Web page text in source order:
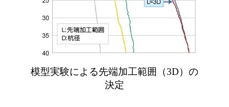
模型実験による先端加工範囲（3D）の
決定